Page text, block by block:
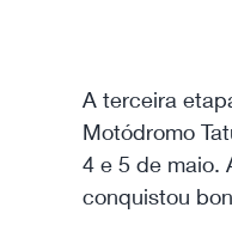
A terceira
Motódromo
4 e 5 de maio.
conquistou